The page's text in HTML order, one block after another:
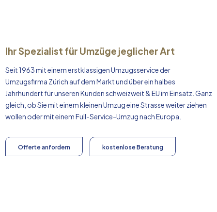
Ihr Spezialist für Umzüge jeglicher Art
Seit 1963 mit einem erstklassigen Umzugsservice der
Umzugsfirma Zürich auf dem Markt und über ein halbes
Jahrhundert für unseren Kunden schweizweit & EU im Einsatz. Ganz
gleich, ob Sie mit einem kleinen Umzug eine Strasse weiter ziehen
wollen oder mit einem Full-Service-Umzug nachEuropa
Offerte anfordern kostenlose Beratung